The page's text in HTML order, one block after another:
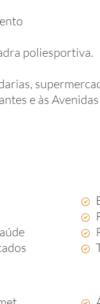
poliesportiva.
e às